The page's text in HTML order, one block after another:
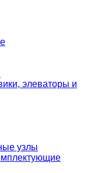
элеваторы и
узлы